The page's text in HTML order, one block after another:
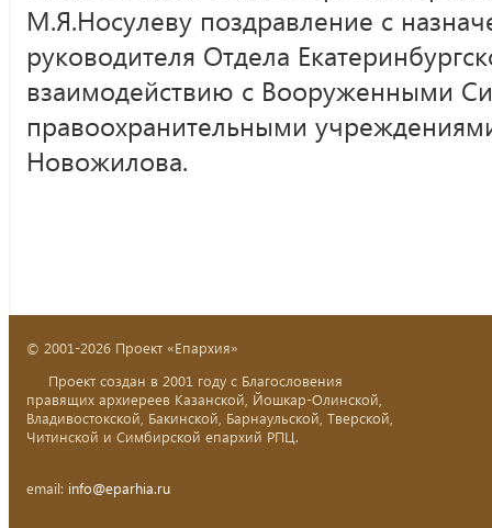
М.Я.Носулеву поздравление с
руководителя Отдела
взаимодействию с Вооруженными
правоохранительными
Новожилова.
© 2001-2026 Проект «Епархия»
Проект создан в 2001 году с Благословения
правящих архиереев Казанской, Йошкар-Олинской,
Владивостокской, Бакинской, Барнаульской, Тверской,
Читинской и Симбирской епархий РПЦ.
email: info@eparhia.ru